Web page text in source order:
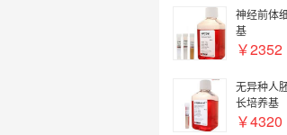
神经前体
基
￥2352
无异种人
长培养基
￥4320